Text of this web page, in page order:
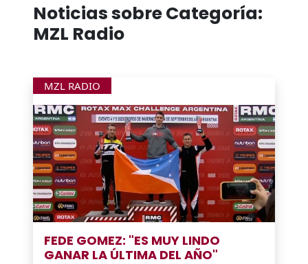
Noticias sobre Categoría:
MZL Radio
MZL RADIO
FEDE GOMEZ: "ES MUY LINDO
GANAR LA ÚLTIMA DEL AÑO"